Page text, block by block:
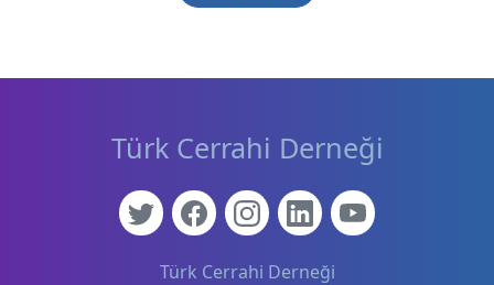
Türk Cerrahi Derneği
Türk Cerrahi Derneği